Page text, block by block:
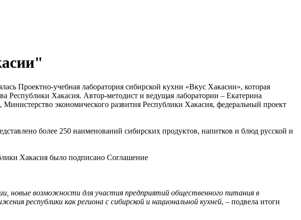
Проектно-учебная лаборатория сибирской кухни «Вкус Хакасии», которая
Республики Хакасия. Автор-методист и ведущая лаборатории – Екатерина
экономического развития Республики Хакасия, федеральный проект
более 250 наименований сибирских продуктов, напитков и блюд русской и
Хакасия было подписано Соглашение
новые возможности для участия предприятий общественного питания в
республики как региона с сибирской и национальной кухней, – подвела итоги